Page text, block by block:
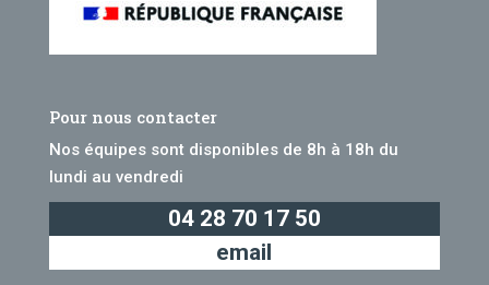
Pour nous contacter
Nos équipes sont disponibles de 8h à 18h du
lundi au vendredi
04 28 70 17 50
email